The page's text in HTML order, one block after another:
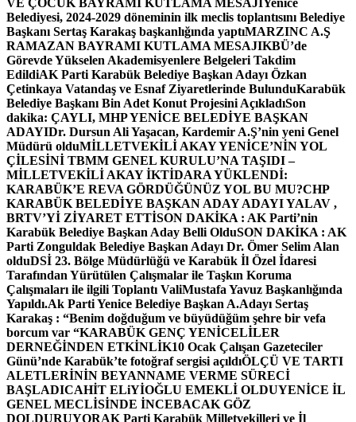
VE ÇOCUK BAYRAMI KUTLAMA MESAJIYenice
Belediyesi, 2024-2029 döneminin ilk meclis toplantısını Belediye
Başkanı Sertaş Karakaş başkanlığında yaptıMARZINC A.Ş
RAMAZAN BAYRAMI KUTLAMA MESAJIKBÜ’de
Görevde Yükselen Akademisyenlere Belgeleri Takdim
EdildiAK Parti Karabük Belediye Başkan Adayı Özkan
Çetinkaya Vatandaş ve Esnaf Ziyaretlerinde BulunduKarabük
Belediye Başkanı Bin Adet Konut Projesini AçıkladıSon
dakika: ÇAYLI, MHP YENİCE BELEDİYE BAŞKAN
ADAYIDr. Dursun Ali Yaşacan, Kardemir A.Ş’nin yeni Genel
Müdürü olduMİLLETVEKİLİ AKAY YENİCE’NİN YOL
ÇİLESİNİ TBMM GENEL KURULU’NA TAŞIDI –
MİLLETVEKİLİ AKAY İKTİDARA YÜKLENDİ:
KARABÜK’E REVA GÖRDÜĞÜNÜZ YOL BU MU?CHP
KARABÜK BELEDİYE BAŞKAN ADAY ADAYI YALAV ,
BRTV’Yİ ZİYARET ETTİSON DAKİKA : AK Parti’nin
Karabük Belediye Başkan Aday Belli OlduSON DAKİKA : AK
Parti Zonguldak Belediye Başkan Adayı Dr. Ömer Selim Alan
olduDSİ 23. Bölge Müdürlüğü ve Karabük İl Özel İdaresi
Tarafından Yürütülen Çalışmalar ile Taşkın Koruma
Çalışmaları ile ilgili Toplantı ValiMustafa Yavuz Başkanlığında
Yapıldı.Ak Parti Yenice Belediye Başkan A.Adayı Sertaş
Karakaş : “Benim doğduğum ve büyüdüğüm şehre bir vefa
borcum var “KARABÜK GENÇ YENİCELİLER
DERNEĞİNDEN ETKİNLİK10 Ocak Çalışan Gazeteciler
Günü’nde Karabük’te fotoğraf sergisi açıldıÖLÇÜ VE TARTI
ALETLERİNİN BEYANNAME VERME SÜRECİ
BAŞLADICAHİT ELiYİOĞLU EMEKLİ OLDUYENİCE İL
GENEL MECLİSİNDE İNCEBACAK GÖZ
DOLDURUYORAK Parti Karabük Milletvekilleri ve İl